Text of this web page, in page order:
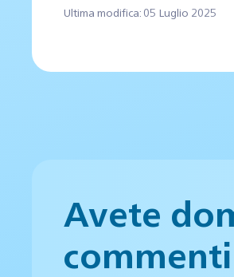
Ultima modifica: 05 Luglio 2025
Avete
commenti